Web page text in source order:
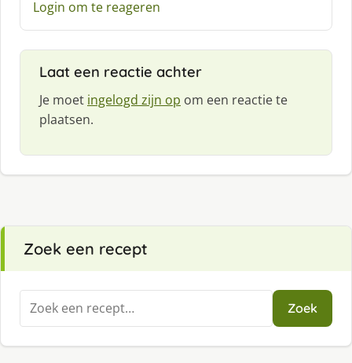
Login om te reageren
Laat een reactie achter
Je moet ingelogd zijn op om een reactie te
plaatsen.
Zoek een recept
Zoeken
naar:
Zoek